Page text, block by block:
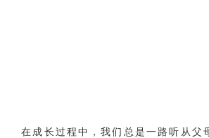
在成长过程中，我们总是一路听从父